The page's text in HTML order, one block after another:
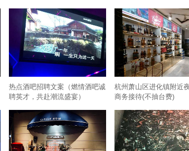
热点酒吧招聘文案（燃情酒吧诚
聘英才，共赴潮流盛宴）
杭州萧山区进化镇附近
商务接待(不抽台费)